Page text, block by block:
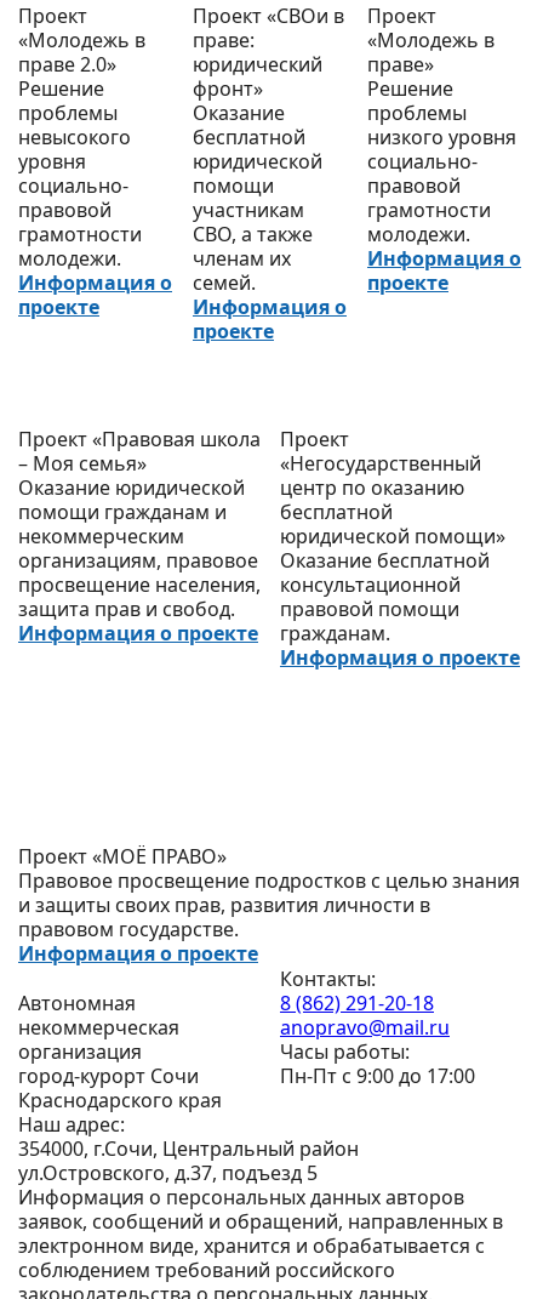
Проект
«Молодежь в
праве 2.0»
Решение
проблемы
невысокого
уровня
социально-
правовой
грамотности
молодежи.
Информация о
проекте
Проект «СВОи в
праве:
юридический
фронт»
Оказание
бесплатной
юридической
помощи
участникам
СВО, а также
членам их
семей.
Информация о
проекте
Проект
«Молодежь в
праве»
Решение
проблемы
низкого уровня
социально-
правовой
грамотности
молодежи.
Информация о
проекте
Проект «Правовая школа
– Моя семья»
Оказание юридической
помощи гражданам и
некоммерческим
организациям, правовое
просвещение населения,
защита прав и свобод.
Информация о проекте
Проект
«Негосударственный
центр по оказанию
бесплатной
юридической помощи»
Оказание бесплатной
консультационной
правовой помощи
гражданам.
Информация о проекте
Проект «МОЁ ПРАВО»
Правовое просвещение подростков с целью знания
и защиты своих прав, развития личности в
правовом государстве.
Информация о проекте
Автономная
некоммерческая
организация
город-курорт Сочи
Краснодарского края
Контакты:
8 (862) 291-20-18
anopravo@mail.ru
Часы работы:
Пн-Пт с 9:00 до 17:00
Наш адрес:
354000, г.Сочи, Центральный район
ул.Островского, д.37, подъезд 5
Информация о персональных данных авторов
заявок, сообщений и обращений, направленных в
электронном виде, хранится и обрабатывается с
соблюдением требований российского